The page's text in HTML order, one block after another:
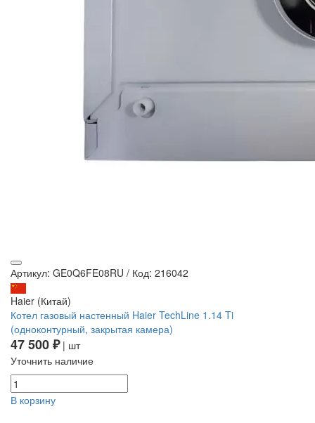
Артикул: GE0Q6FE08RU / Код: 216042
Haier (Китай)
Котел газовый настенный Haier TechLine 1.14 Ti
(одноконтурный, закрытая камера)
47 500 ₽| шт
Уточнить наличие
В корзину